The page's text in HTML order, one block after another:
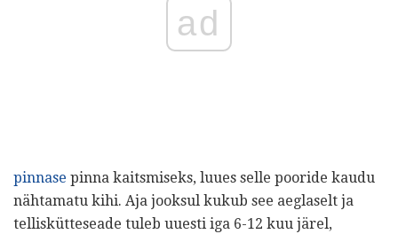
ad
pinnase pinna kaitsmiseks, luues selle pooride kaudu
nähtamatu kihi. Aja jooksul kukub see aeglaselt ja
telliskütteseade tuleb uuesti iga 6-12 kuu järel,